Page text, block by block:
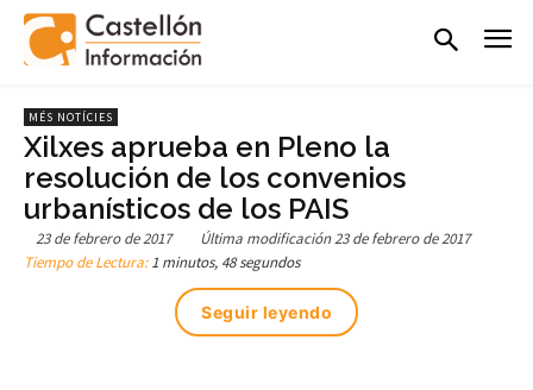
MÉS NOTÍCIES
Xilxes aprueba en Pleno la
resolución de los convenios
urbanísticos de los PAIS
23 de febrero de 2017 Última modificación23 de febrero de 2017
Tiempo de Lectura:1 minutos, 48 segundos
Seguir leyendo